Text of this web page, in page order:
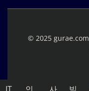
© 2025
IT 인 사 빅